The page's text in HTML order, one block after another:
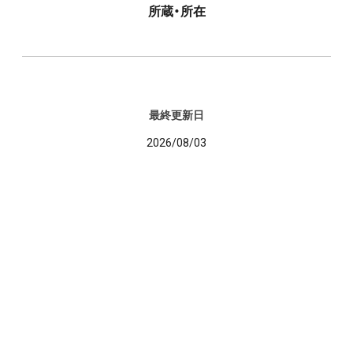
所蔵・所在
最終更新日
2026/08/03